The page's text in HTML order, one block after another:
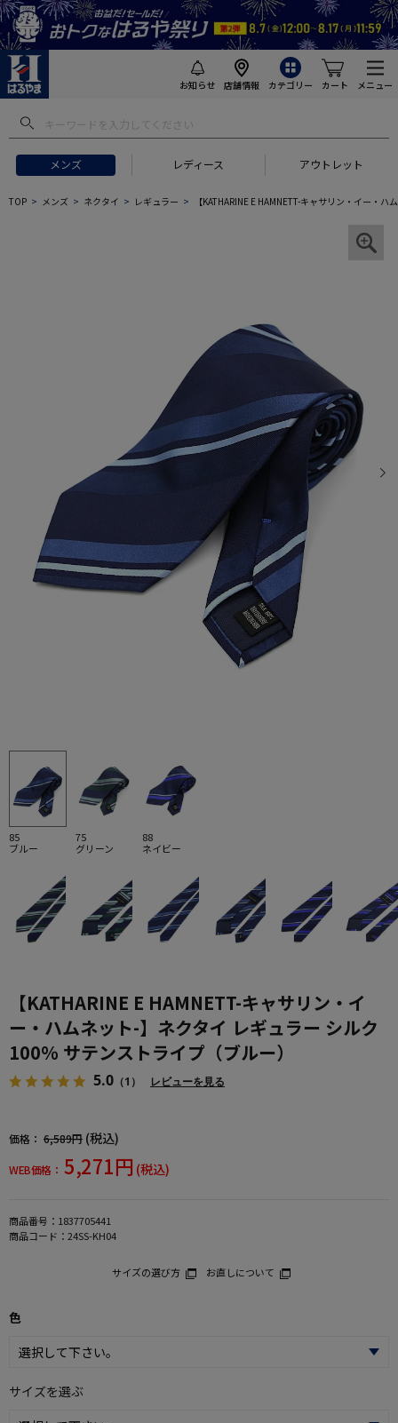
お知らせ 店舗情報 カテゴリー カート メニュー
メンズ レディース アウトレット
TOP メンズ ネクタイ レギュラー 【KATHARINE E HAMNETT-キャサリン・イー・
85
ブルー
75
グリーン
88
ネイビー
【KATHARINE E HAMNETT-キャサリン・イ
ー・ハムネット-】ネクタイ レギュラー シルク
100％ サテンストライプ（ブルー）
5.0 （1） レビューを見る
価格： 6,589円 (税込)
WEB価格： 5,271円 (税込)
商品番号： 1837705441
商品コード： 24SS-KH04
サイズの選び方 お直しについて
色
サイズを選ぶ